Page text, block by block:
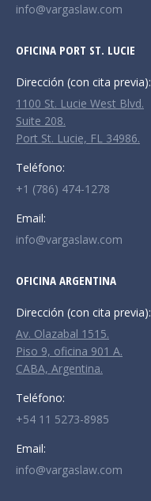
info@vargaslaw.com
OFICINA PORT ST. LUCIE
Dirección (con cita previa):
1100 St. Lucie West Blvd.
Suite 208.
Port St. Lucie, FL 34986.
Teléfono:
+1 (786) 474-1278
Email:
info@vargaslaw.com
OFICINA ARGENTINA
Dirección (con cita previa):
Av. Olazabal 1515.
Piso 9, oficina 901 A.
CABA, Argentina.
Teléfono:
+54 11 5273-8985
Email:
info@vargaslaw.com